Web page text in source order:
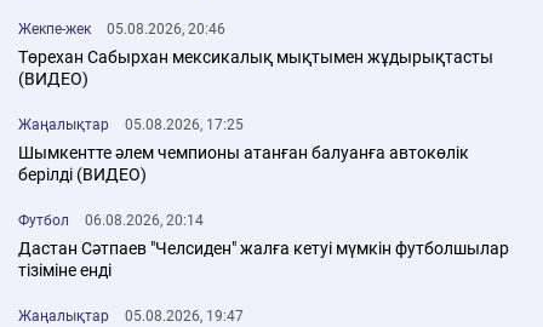
Жекпе-жек 05.08.2026, 20:46
Төрехан Сабырхан мексикалық мықтымен жұдырықтасты
(ВИДЕО)
Жаңалықтар 05.08.2026, 17:25
Шымкентте әлем чемпионы атанған балуанға автокөлік
берілді (ВИДЕО)
Футбол 06.08.2026, 20:14
Дастан Сәтпаев "Челсиден" жалға кетуі мүмкін футболшылар
тізіміне енді
Жаңалықтар 05.08.2026, 19:47